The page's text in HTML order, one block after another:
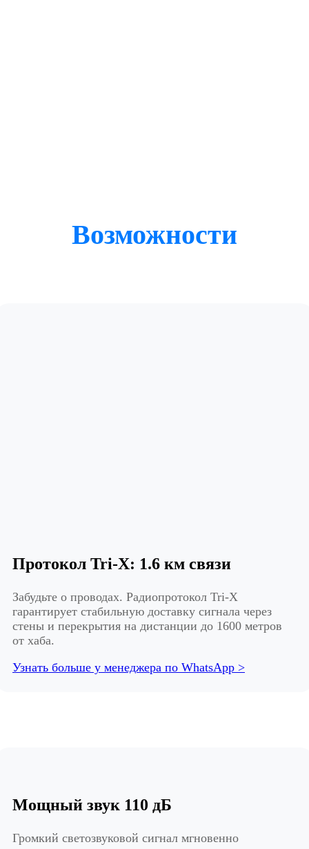
Возможности
Протокол Tri-X: 1.6 км связи
Забудьте о проводах. Радиопротокол Tri-X
гарантирует стабильную доставку сигнала через
стены и перекрытия на дистанции до 1600 метров
от хаба.
Узнать больше у менеджера по WhatsApp >
Мощный звук 110 дБ
Громкий светозвуковой сигнал мгновенно